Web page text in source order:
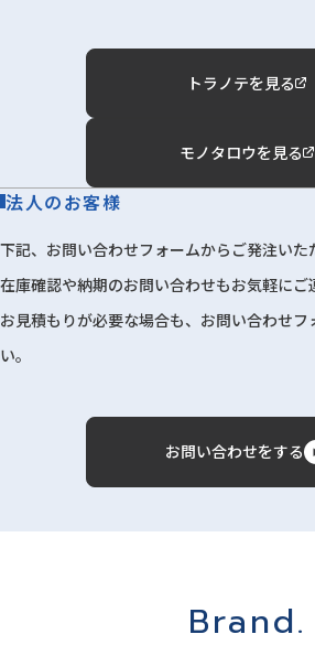
トラノテを見る
モノタロウを見る
法人のお客様
下記、お問い合わせフォームからご発注いた
在庫確認や納期のお問い合わせもお気軽にご
お見積もりが必要な場合も、お問い合わせ
い。
お問い合わせをする
Brand.